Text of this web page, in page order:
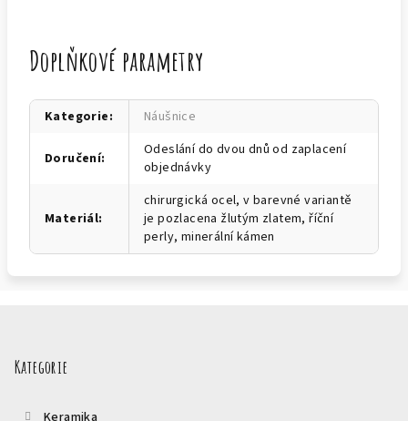
Doplňkové parametry
Kategorie: Náušnice
Doručení:
Odeslání do dvou dnů od zaplacení
objednávky
Materiál:
chirurgická ocel, v barevné variantě
je pozlacena žlutým zlatem, říční
perly, minerální kámen
Kategorie
Keramika